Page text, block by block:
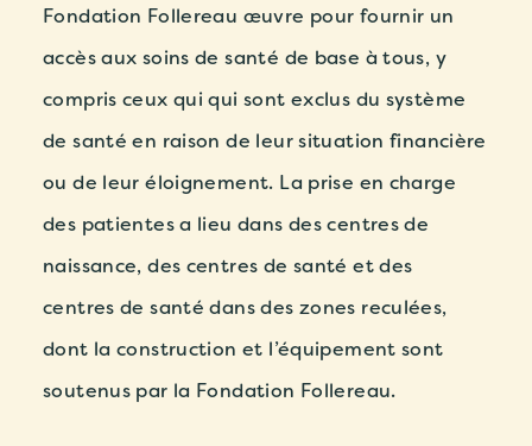
Fondation Follereau œuvre pour fournir un
accès aux soins de santé de base à tous, y
compris ceux qui qui sont exclus du système
de santé en raison de leur situation financière
ou de leur éloignement. La prise en charge
des patientes a lieu dans des centres de
naissance, des centres de santé et des
centres de santé dans des zones reculées,
dont la construction et l’équipement sont
soutenus par la Fondation Follereau.